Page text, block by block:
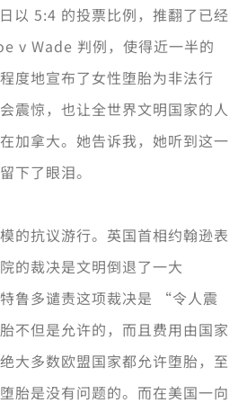
以 5:4 的投票比例，推翻了已经
v Wade 判例，使得近一半的
度地宣布了女性堕胎为非法行
震惊，也让全世界文明国家的人
加拿大。她告诉我，她听到这一
下了眼泪。
的抗议游行。英国首相约翰逊表
的裁决是文明倒退了一大
鲁多谴责这项裁决是 “令人震
不但是允许的，而且费用由国家
大多数欧盟国家都允许堕胎，至
胎是没有问题的。而在美国一向